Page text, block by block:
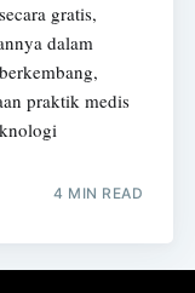
gratis,
dalam
praktik medis
4 MIN READ